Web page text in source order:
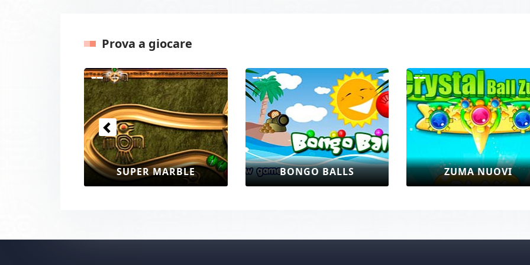
Prova a giocare
ZUMA MAGICIAN JELLYLAND ZUMA WINTER EDITION
Precedenti